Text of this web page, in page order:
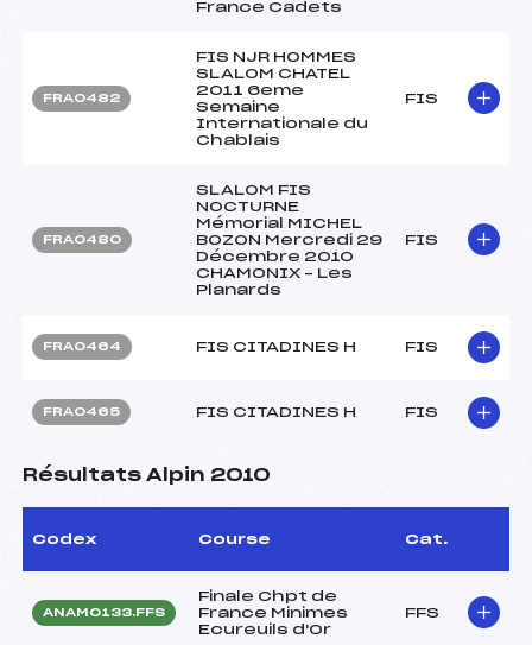
France Cadets
FRA0482
FIS NJR HOMMES
SLALOM CHATEL
2011 6eme
Semaine
Internationale du
Chablais
FIS
FRA0480
SLALOM FIS
NOCTURNE
Mémorial MICHEL
BOZON Mercredi 29
Décembre 2010
CHAMONIX – Les
Planards
FIS
FRA0464 FIS CITADINES H FIS
FRA0465 FIS CITADINES H FIS
Résultats Alpin 2010
Codex Course Cat.
ANAM0133.FFS
Finale Chpt de
France Minimes
Ecureuils d'Or
FFS